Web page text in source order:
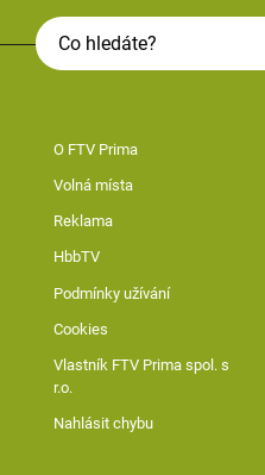
O FTV Prima
Volná místa
Reklama
HbbTV
Podmínky užívání
Cookies
Vlastník FTV Prima spol. s
r.o.
Nahlásit chybu